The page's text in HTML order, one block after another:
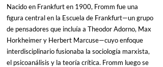
Nacido en Frankfurt en 1900, Fromm fue una
figura central en la Escuela de Frankfurt—un grupo
de pensadores que incluía a Theodor Adorno, Max
Horkheimer y Herbert Marcuse—cuyo enfoque
interdisciplinario fusionaba la sociología marxista,
el psicoanálisis y la teoría crítica. Fromm luego se